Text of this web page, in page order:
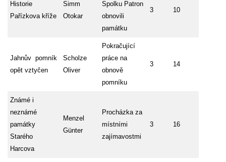
Historie
Pařízkova kříže
Simm
Otokar
Spolku Patron
obnovili
památku
3 10
Jahnův pomník
opět vztyčen
Scholze
Oliver
Pokračující
práce na
obnově
pomníku
3 14
Známé i
neznámé
památky
Starého
Harcova
Menzel
Günter
Procházka za
místními
zajímavostmi
3 16